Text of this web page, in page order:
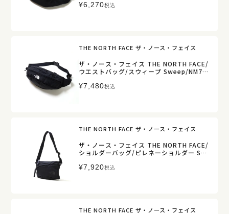
¥6,270税込
THE NORTH FACE ザ・ノース・フェイス
ザ・ノース・フェイス THE NORTH FACE/
ウエストバッグ/スウィープ Sweep/NM72
¥7,480税込
THE NORTH FACE ザ・ノース・フェイス
ザ・ノース・フェイス THE NORTH FACE/
ショルダーバッグ/ピレネーショルダー S/N
¥7,920税込
THE NORTH FACE ザ・ノース・フェイス